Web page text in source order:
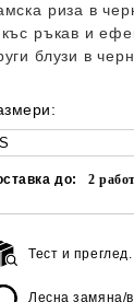
риза в
ръкав и
блузи в
до: 2
Тест и преглед.
Лесна замяна/